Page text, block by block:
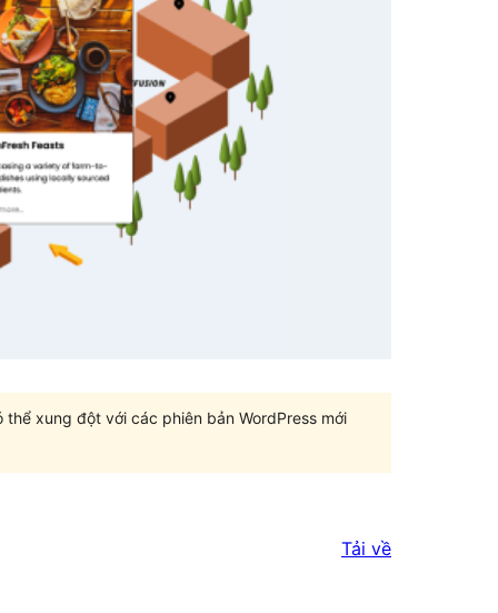
xung đột với các phiên bản WordPress mới
Tải về